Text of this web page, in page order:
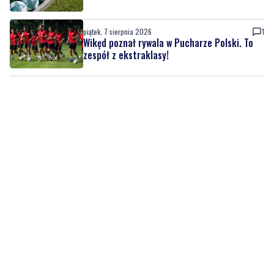
piątek, 7 sierpnia 2026 1
Wikęd poznał rywala w Pucharze Polski. To
zespół z ekstraklasy!